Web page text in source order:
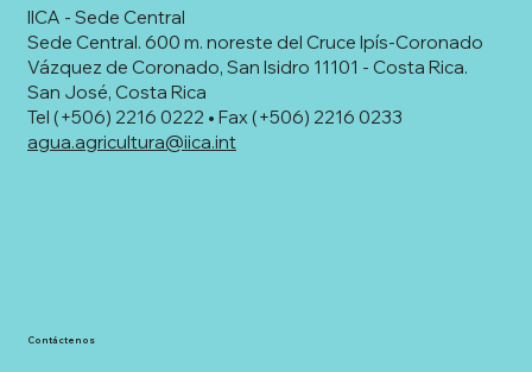
IICA - Sede Central
Sede Central. 600 m. noreste del Cruce Ipís-Coronado
Vázquez de Coronado, San Isidro 11101 - Costa Rica.
San José, Costa Rica
Tel (+506) 2216 0222 • Fax (+506) 2216 0233
agua.agricultura@iica.int
Contáctenos